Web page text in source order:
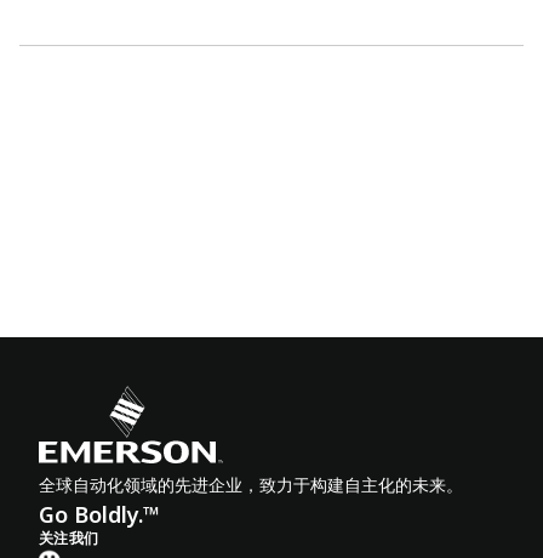
全球自动化领域的先进企业，致力于构建自主化的未来。
Go Boldly.™
关注我们